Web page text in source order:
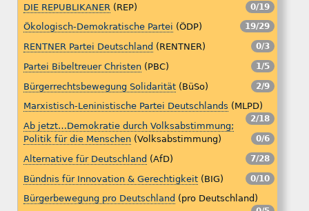
DIE REPUBLIKANER (REP) 0/19
Ökologisch-Demokratische Partei (ÖDP) 19/29
RENTNER Partei Deutschland (RENTNER) 0/3
Partei Bibeltreuer Christen (PBC) 1/5
Bürgerrechtsbewegung Solidarität (BüSo) 2/9
Marxistisch-Leninistische Partei Deutschlands (MLPD)
2/18
Ab jetzt…Demokratie durch Volksabstimmung;
Politik für die Menschen (Volksabstimmung) 0/6
Alternative für Deutschland (AfD) 7/28
Bündnis für Innovation & Gerechtigkeit (BIG) 0/10
Bürgerbewegung pro Deutschland (pro Deutschland)